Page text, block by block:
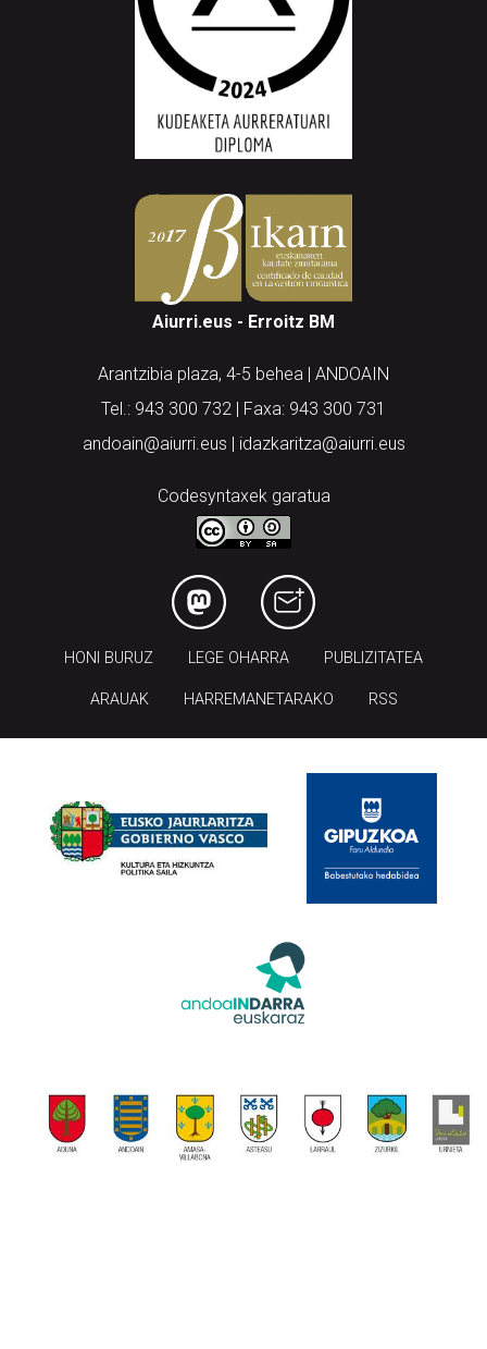
Aiurri.eus - Erroitz BM
Arantzibia plaza, 4-5 behea | ANDOAIN
Tel.: 943 300 732 | Faxa: 943 300 731
andoain@aiurri.eus | idazkaritza@aiurri.eus
Codesyntaxek garatua
HONI BURUZ LEGE OHARRA PUBLIZITATEA
ARAUAK HARREMANETARAKO RSS